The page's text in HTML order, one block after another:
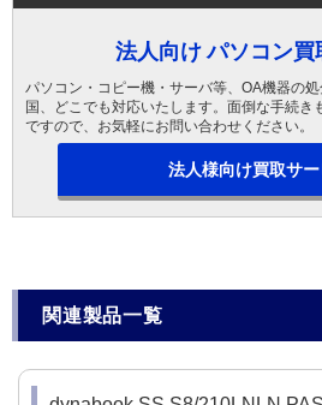
法人向け パソコン買
パソコン・コピー機・サーバ等、OA機器の
国、どこでも対応いたします。面倒な手続き
ですので、お気軽にお問い合わせください。
法人様向け買取サ
関連製品一覧